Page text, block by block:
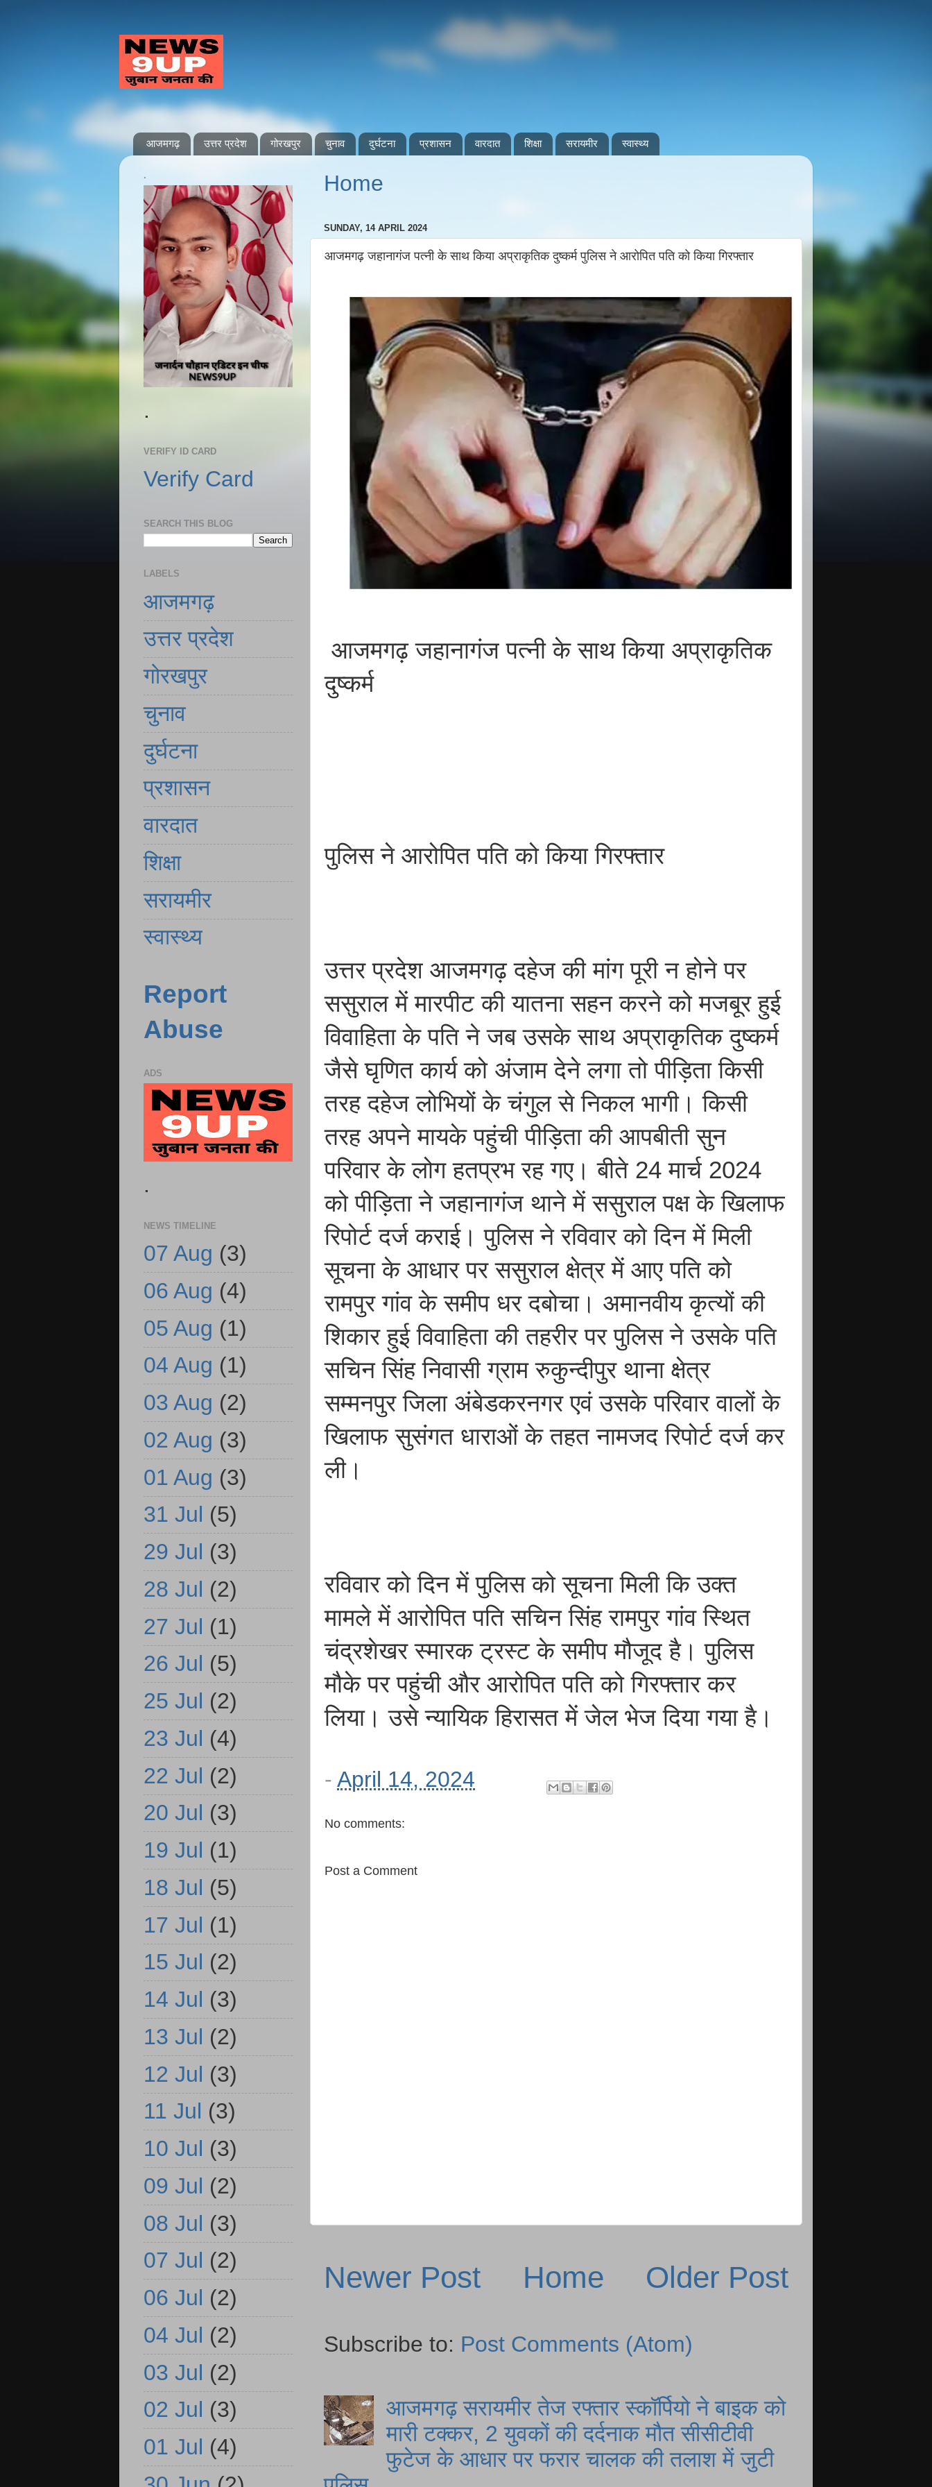
आजमगढ़ उत्तर प्रदेश गोरखपुर चुनाव दुर्घटना प्रशासन वारदात शिक्षा सरायमीर स्वास्थ्य
Home
SUNDAY, 14 APRIL 2024
आजमगढ़ जहानागंज पत्नी के साथ किया अप्राकृतिक दुष्कर्म पुलिस ने आरोपित पति को किया गिरफ्तार
आजमगढ़ जहानागंज पत्नी के साथ किया अप्राकृतिक
दुष्कर्म
पुलिस ने आरोपित पति को किया गिरफ्तार
उत्तर प्रदेश आजमगढ़ दहेज की मांग पूरी न होने पर
ससुराल में मारपीट की यातना सहन करने को मजबूर हुई
विवाहिता के पति ने जब उसके साथ अप्राकृतिक दुष्कर्म
जैसे घृणित कार्य को अंजाम देने लगा तो पीड़िता किसी
तरह दहेज लोभियों के चंगुल से निकल भागी। किसी
तरह अपने मायके पहुंची पीड़िता की आपबीती सुन
परिवार के लोग हतप्रभ रह गए। बीते 24 मार्च 2024
को पीड़िता ने जहानागंज थाने में ससुराल पक्ष के खिलाफ
रिपोर्ट दर्ज कराई। पुलिस ने रविवार को दिन में मिली
सूचना के आधार पर ससुराल क्षेत्र में आए पति को
रामपुर गांव के समीप धर दबोचा। अमानवीय कृत्यों की
शिकार हुई विवाहिता की तहरीर पर पुलिस ने उसके पति
सचिन सिंह निवासी ग्राम रुकुन्दीपुर थाना क्षेत्र
सम्मनपुर जिला अंबेडकरनगर एवं उसके परिवार वालों के
खिलाफ सुसंगत धाराओं के तहत नामजद रिपोर्ट दर्ज कर
ली।
रविवार को दिन में पुलिस को सूचना मिली कि उक्त
मामले में आरोपित पति सचिन सिंह रामपुर गांव स्थित
चंद्रशेखर स्मारक ट्रस्ट के समीप मौजूद है। पुलिस
मौके पर पहुंची और आरोपित पति को गिरफ्तार कर
लिया। उसे न्यायिक हिरासत में जेल भेज दिया गया है।
- April 14, 2024
No comments:
Post a Comment
Newer Post Older Post
Home
Subscribe to: Post Comments (Atom)
आजमगढ़ सरायमीर तेज रफ्तार स्कॉर्पियो ने बाइक को
मारी टक्कर, 2 युवकों की दर्दनाक मौत सीसीटीवी
फुटेज के आधार पर फरार चालक की तलाश में जुटी
.
.
VERIFY ID CARD
Verify Card
SEARCH THIS BLOG
LABELS
आजमगढ़
उत्तर प्रदेश
गोरखपुर
चुनाव
दुर्घटना
प्रशासन
वारदात
शिक्षा
सरायमीर
स्वास्थ्य
Report
Abuse
ADS
.
NEWS TIMELINE
07 Aug (3)
06 Aug (4)
05 Aug (1)
04 Aug (1)
03 Aug (2)
02 Aug (3)
01 Aug (3)
31 Jul (5)
29 Jul (3)
28 Jul (2)
27 Jul (1)
26 Jul (5)
25 Jul (2)
23 Jul (4)
22 Jul (2)
20 Jul (3)
19 Jul (1)
18 Jul (5)
17 Jul (1)
15 Jul (2)
14 Jul (3)
13 Jul (2)
12 Jul (3)
11 Jul (3)
10 Jul (3)
09 Jul (2)
08 Jul (3)
07 Jul (2)
06 Jul (2)
04 Jul (2)
03 Jul (2)
02 Jul (3)
01 Jul (4)